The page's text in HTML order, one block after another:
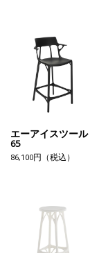
エーアイスツール
65
86,100円（税込）